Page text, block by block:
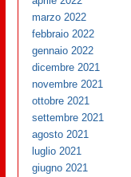
marzo 2022
febbraio 2022
gennaio 2022
dicembre 2021
novembre 2021
ottobre 2021
settembre 2021
agosto 2021
luglio 2021
giugno 2021